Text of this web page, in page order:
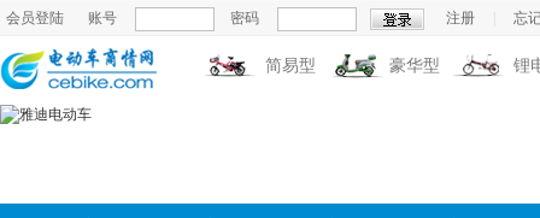
会员登陆 账号 密码 注册 忘
简易型 豪华型 锂